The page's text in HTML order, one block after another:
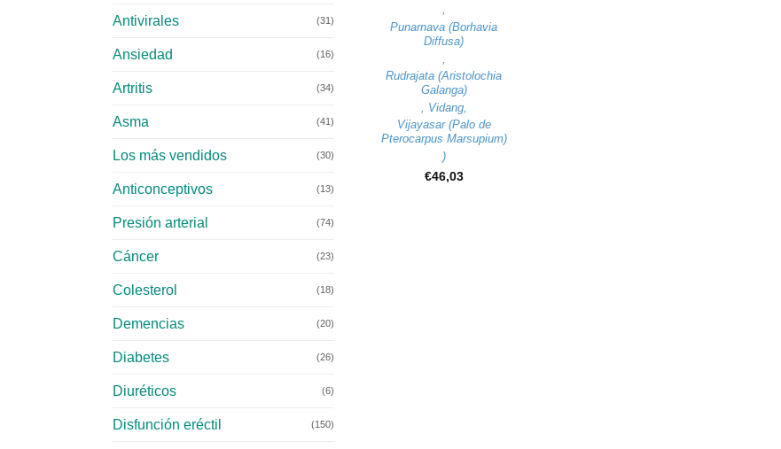
Antivirales (31)
Ansiedad (16)
Artritis (34)
Asma (41)
Los más vendidos (30)
Anticonceptivos (13)
Presión arterial (74)
Cáncer (23)
Colesterol (18)
Demencias (20)
Diabetes (26)
Diuréticos (6)
Disfunción eréctil (150)
,
Punarnava (Borhavia
Diffusa)
Rudrajata (Aristolochia
Galanga)
Vidang,
Vijayasar (Palo de
Pterocarpus Marsupium)
)
€46,03